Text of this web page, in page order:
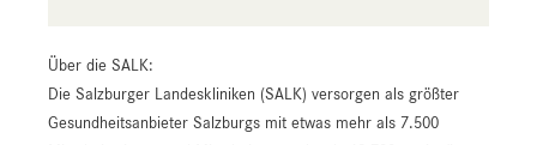
Über die SALK:
Die Salzburger Landeskliniken (SALK) versorgen als größter
Gesundheitsanbieter Salzburgs mit etwas mehr als 7.500